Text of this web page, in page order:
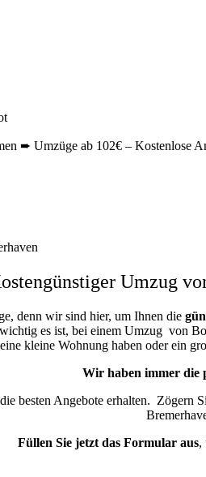
➨ Umzüge ab 102€ – Kostenlose
Umzug
denn wir sind hier, um Ihnen die
es ist, bei einem Umzug von
kleine Wohnung haben oder ein
Wir haben immer die
besten Angebote erhalten. Zögern
Füllen Sie jetzt das Formular aus,